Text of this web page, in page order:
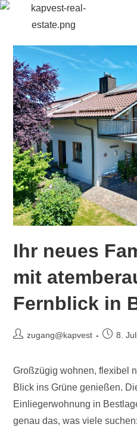
Ihr neues
mit
Fernblick in
zugang@kapvest 8.
Großzügig wohnen, flexibel
Blick ins Grüne genießen.
Einliegerwohnung in
genau das, was viele